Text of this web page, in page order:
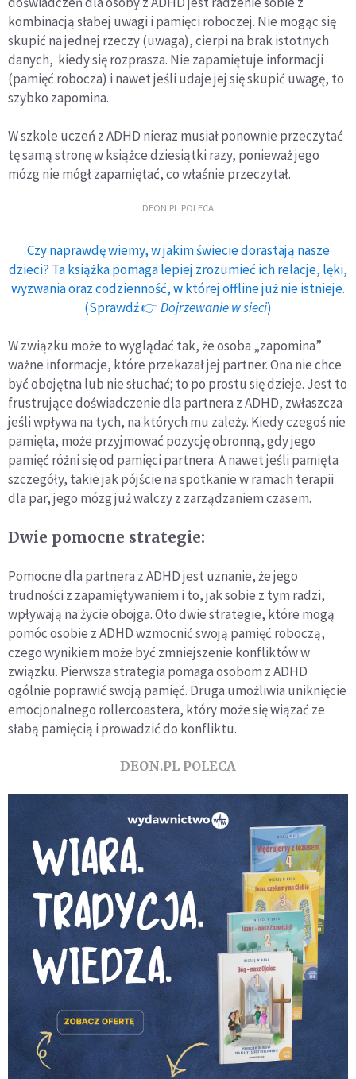
kombinacją słabej uwagi i pamięci roboczej. Nie mogąc się
skupić na jednej rzeczy (uwaga), cierpi na brak istotnych
danych, kiedy się rozprasza. Nie zapamiętuje informacji
(pamięć robocza) i nawet jeśli udaje jej się skupić uwagę, to
szybko zapomina.
W szkole uczeń z ADHD nieraz musiał ponownie przeczytać
tę samą stronę w książce dziesiątki razy, ponieważ jego
mózg nie mógł zapamiętać, co właśnie przeczytał.
DEON.PL POLECA
Czy naprawdę wiemy, w jakim świecie dorastają nasze
dzieci? Ta książka pomaga lepiej zrozumieć ich relacje, lęki,
wyzwania oraz codzienność, w której offline już nie istnieje.
(Sprawdź 👉Dojrzewanie w sieci)
W związku może to wyglądać tak, że osoba „zapomina”
ważne informacje, które przekazał jej partner. Ona nie chce
być obojętna lub nie słuchać; to po prostu się dzieje. Jest to
frustrujące doświadczenie dla partnera z ADHD, zwłaszcza
jeśli wpływa na tych, na których mu zależy. Kiedy czegoś nie
pamięta, może przyjmować pozycję obronną, gdy jego
pamięć różni się od pamięci partnera. A nawet jeśli pamięta
szczegóły, takie jak pójście na spotkanie w ramach terapii
dla par, jego mózg już walczy z zarządzaniem czasem.
Dwie pomocne strategie:
Pomocne dla partnera z ADHD jest uznanie, że jego
trudności z zapamiętywaniem i to, jak sobie z tym radzi,
wpływają na życie obojga. Oto dwie strategie, które mogą
pomóc osobie z ADHD wzmocnić swoją pamięć roboczą,
czego wynikiem może być zmniejszenie konfliktów w
związku. Pierwsza strategia pomaga osobom z ADHD
ogólnie poprawić swoją pamięć. Druga umożliwia uniknięcie
emocjonalnego rollercoastera, który może się wiązać ze
słabą pamięcią i prowadzić do konfliktu.
DEON.PL POLECA